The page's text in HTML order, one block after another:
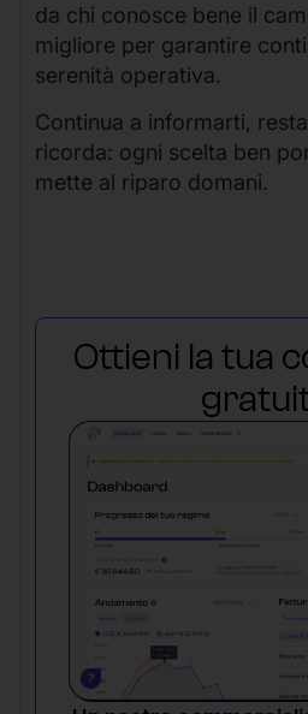
da chi conosce bene il
migliore per garantire
serenità operativa.
Continua a informarti,
ricorda: ogni scelta ben
mette al riparo domani.
Ottieni la tua